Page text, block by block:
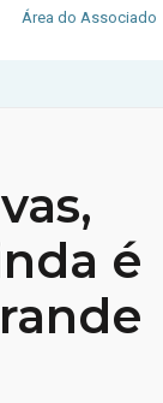
Área do Associado
é